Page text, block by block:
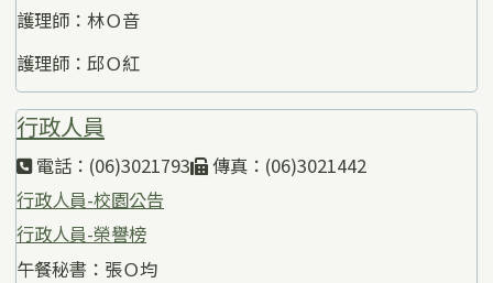
護理師：林Ｏ音
護理師：邱Ｏ紅
行政人員
電話：(06)3021793
傳真：(06)3021442
行政人員-校園公告
行政人員-榮譽榜
午餐秘書：張Ｏ均